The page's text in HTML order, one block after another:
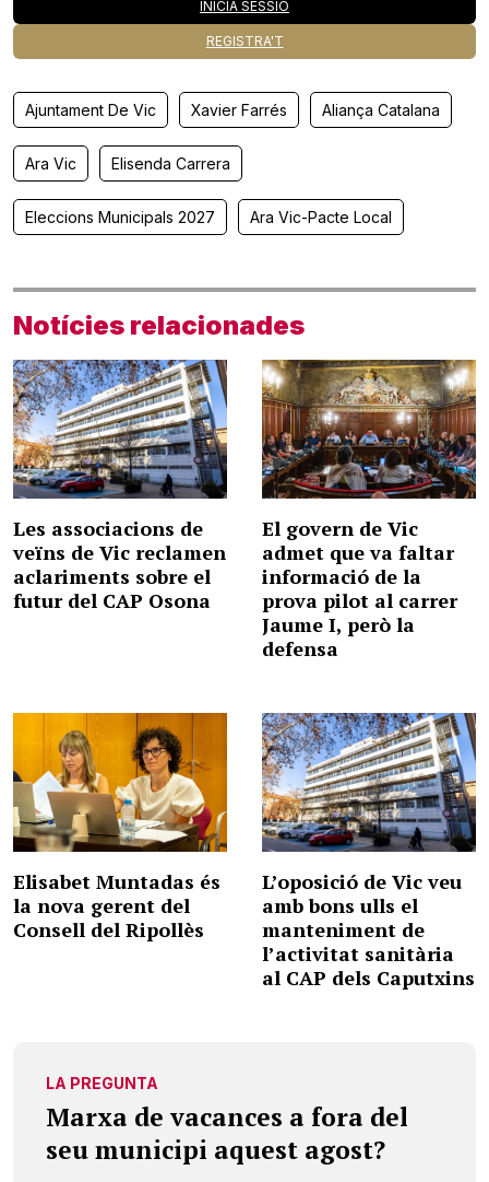
INICIA SESSIÓ
REGISTRA'T
Ajuntament De Vic Xavier Farrés Aliança Catalana
Ara Vic Elisenda Carrera
Eleccions Municipals 2027 Ara Vic-Pacte Local
Notícies relacionades
Les associacions de
veïns de Vic reclamen
aclariments sobre el
futur del CAP Osona
El govern de Vic
admet que va faltar
informació de la
prova pilot al carrer
Jaume I, però la
defensa
Elisabet Muntadas és
la nova gerent del
Consell del Ripollès
L’oposició de Vic veu
amb bons ulls el
manteniment de
l’activitat sanitària
al CAP dels Caputxins
LA PREGUNTA
Marxa de vacances a fora del
seu municipi aquest agost?